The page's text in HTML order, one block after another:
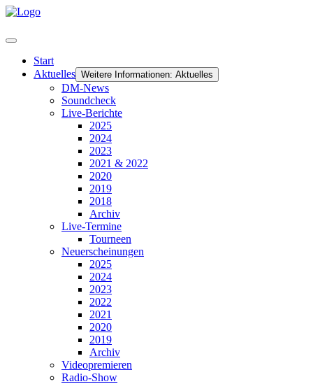
Start
Aktuelles Weitere Informationen: Aktuelles
DM-News
Soundcheck
Live-Berichte
2025
2024
2023
2021 & 2022
2020
2019
2018
Archiv
Live-Termine
Tourneen
Neuerscheinungen
2025
2024
2023
2022
2021
2020
2019
Archiv
Videopremieren
Radio-Show